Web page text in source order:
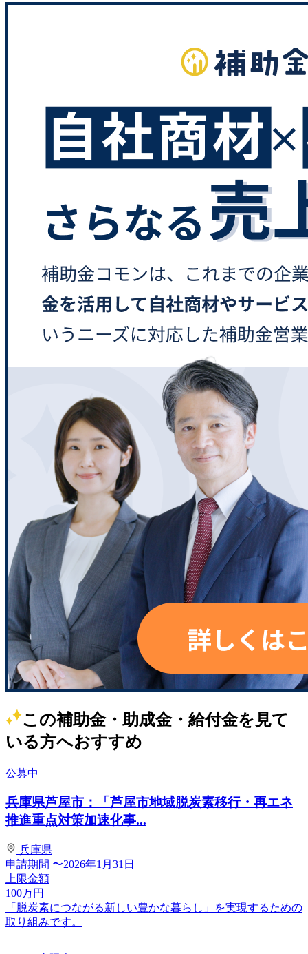
この補助金・助成金・給付金を見て
いる方へおすすめ
公募中
兵庫県芦屋市：「芦屋市地域脱炭素移行・再エネ
推進重点対策加速化事...
兵庫県
申請期間 〜2026年1月31日
上限金額
100万円
「脱炭素につながる新しい豊かな暮らし」を実現するための
取り組みです。